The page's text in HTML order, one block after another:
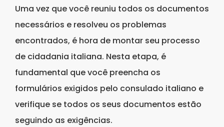
Uma vez que você reuniu todos os documentos
necessários e resolveu os problemas
encontrados, é hora de montar seu processo
de cidadania italiana. Nesta etapa, é
fundamental que você preencha os
formulários exigidos pelo consulado italiano e
verifique se todos os seus documentos estão
seguindo as exigências.